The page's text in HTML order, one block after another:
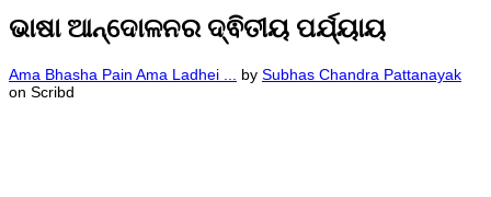
ଭାଷା ଆନ୍ଦୋଳନର ଦ୍ଵିତୀୟ ପର୍ଯ୍ୟାୟ
Ama Bhasha Pain Ama Ladhei ... by Subhas Chandra Pattanayak
on Scribd